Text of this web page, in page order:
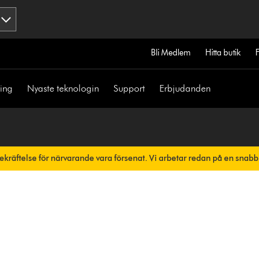
Bli Medlem Hitta butik
Nyaste teknologin Support Erbjudanden
för närvarande vara försenat. Vi arbetar redan på en